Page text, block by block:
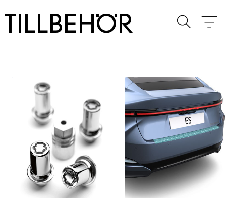
TILLBEHÖR Byt